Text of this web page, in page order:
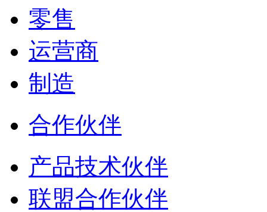
零售
运营商
制造
合作伙伴
产品技术伙伴
联盟合作伙伴